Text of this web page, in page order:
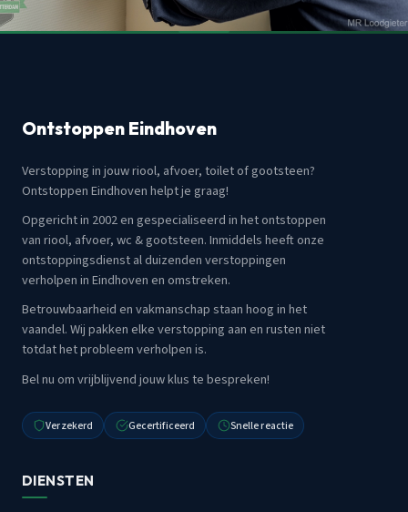
Ontstoppen Eindhoven
Verstopping in jouw riool, afvoer, toilet of gootsteen?
Ontstoppen Eindhoven helpt je graag!
Opgericht in 2002 en gespecialiseerd in het ontstoppen
van riool, afvoer, wc & gootsteen. Inmiddels heeft onze
ontstoppingsdienst al duizenden verstoppingen
verholpen in Eindhoven en omstreken.
Betrouwbaarheid en vakmanschap staan hoog in het
vaandel. Wij pakken elke verstopping aan en rusten niet
totdat het probleem verholpen is.
Bel nu om vrijblijvend jouw klus te bespreken!
Verzekerd Gecertificeerd Snelle reactie
DIENSTEN